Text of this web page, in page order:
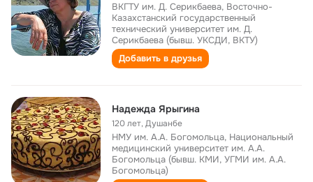
ВКГТУ им. Д. Серикбаева, Восточно-
Казахстанский государственный
технический университет им. Д.
Серикбаева (бывш. УКСДИ, ВКТУ)
Добавить в друзья
Надежда Ярыгина
120 лет,Душанбе
НМУ им. А.А. Богомольца, Национальный
медицинский университет им. А.А.
Богомольца (бывш. КМИ, УГМИ им. А.А.
Богомольца)